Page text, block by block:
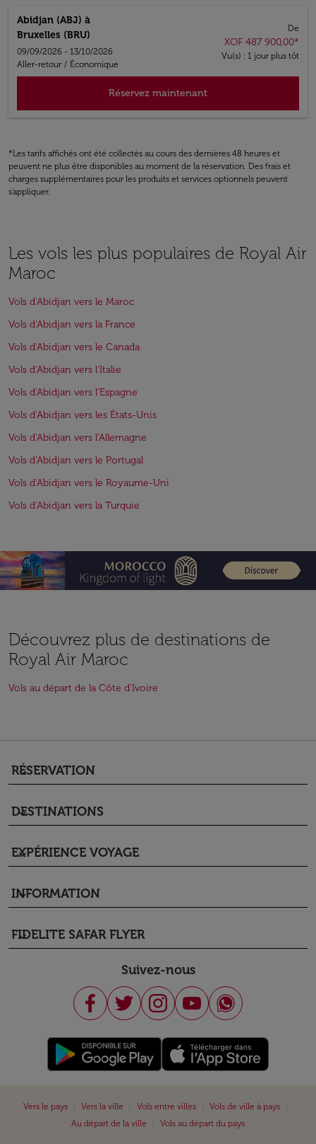
Abidjan (ABJ) à
Bruxelles (BRU)
09/09/2026 - 13/10/2026
Aller-retour / Économique
De
XOF 487 900,00*
Vu(s) : 1 jour plus tôt
Réservez maintenant
*Les tarifs affichés ont été collectés au cours des dernières 48 heures et
peuvent ne plus être disponibles au moment de la réservation. Des frais et
charges supplémentaires pour les produits et services optionnels peuvent
s'appliquer.
Les vols les plus populaires de Royal Air
Maroc
Vols d'Abidjan vers le Maroc
Vols d'Abidjan vers la France
Vols d'Abidjan vers le Canada
Vols d'Abidjan vers l'Italie
Vols d'Abidjan vers l'Espagne
Vols d'Abidjan vers les États-Unis
Vols d'Abidjan vers l'Allemagne
Vols d'Abidjan vers le Portugal
Vols d'Abidjan vers le Royaume-Uni
Vols d'Abidjan vers la Turquie
Découvrez plus de destinations de
Royal Air Maroc
Vols au départ de la Côte d'Ivoire
RÉSERVATION
keyboard_arrow_down
DESTINATIONS
keyboard_arrow_down
EXPÉRIENCE VOYAGE
keyboard_arrow_down
INFORMATION
keyboard_arrow_down
FIDELITE SAFAR FLYER
keyboard_arrow_down
Suivez-nous
Vers le pays Vers la ville Vols entre villes Vols de ville à pays
Au départ de la ville
Vols au départ du pays